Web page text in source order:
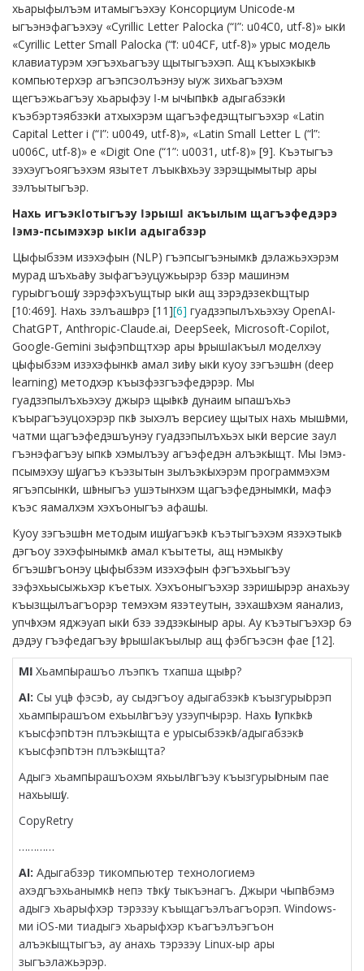
хьарыфылъэм итамыгъэхэу Консорциум Unicode-м
ыгъэнэфагъэхэу «Cyrillic Letter Palocka (“Ӏ”: u04C0, utf-8)» ыкӏи
«Cyrillic Letter Small Palocka (“ӏ”: u04CF, utf-8)» урыс модель
клавиатурэм хэгъэхьагъэу щытыгъэхэп. Ащ къыхэкӏыкӏэ
компьютерхэр агъэпсэолъэнэу ыуж зихьагъэхэм
щегъэжьагъэу хьарыфэу Ӏ-м ычӏыпӏэкӏэ адыгабзэкӏи
къэбэртэябзэкӏи атхыхэрэм щагъэфедэщтыгъэхэр «Latin
Capital Letter i (“I”: u0049, utf-8)», «Latin Small Letter L (“l”:
u006C, utf-8)» е «Digit One (“1”: u0031, utf-8)» [9]. Къэтыгъэ
зэхэугъоягъэхэм язытет лъыкӏахьэу зэрэщымытыр ары
зэлъытыгъэр.
Нахь игъэкӏотыгъэу ӏэрышӏ акъылым щагъэфедэрэ
ӏэмэ-псымэхэр ыкӏи адыгабзэр
Цӏыфыбзэм изэхэфын (NLP) гъэпсыгъэнымкӏэ дэлажьэхэрэм
мурад шъхьаӏэу зыфагъэуцужьырэр бзэр машинэм
гурыӏогъошӏу зэрэфэхъущтыр ыкӏи ащ зэрэдэзекӏощтыр
[10:469]. Нахь зэлъашӏэрэ [11][6] гуадзэпылъхьэхэу OpenAI-
ChatGPT, Anthropic-Claude.ai, DeepSeek, Microsoft-Copilot,
Google-Gemini зыфэпӏощтхэр ары ӏэрышӏ акъыл моделхэу
цӏыфыбзэм изэхэфынкӏэ амал зиӏэу ыкӏи куоу зэгъэшӏэн (deep
learning) методхэр къызфэзгъэфедэрэр. Мы
гуадзэпылъхьэхэу джырэ щыӏэкӏэ дунаим ыпашъхьэ
къырагъэуцохэрэр пкӏэ зыхэлъ версиеу щытых нахь мышӏэми,
чатми щагъэфедэшъунэу гуадзэпылъхьэх ыкӏи версие заул
гъэнэфагъэу ыпкӏэ хэмылъэу агъэфедэн алъэкӏыщт. Мы Ӏэмэ-
псымэхэу шӏуагъэ къэзытын зылъэкӏыхэрэм программэхэм
ягъэпсынкӏи, шӏэныгъэ ушэтынхэм щагъэфедэнымкӏи, мафэ
къэс яамалхэм хэхъоныгъэ афашӏы.
Куоу зэгъэшӏэн методым ишӏуагъэкӏэ къэтыгъэхэм язэхэтыкӏэ
дэгъоу зэхэфынымкӏэ амал къытеты, ащ нэмыкӏэу
бгъэшӏэгъонэу цӏыфыбзэм изэхэфын фэгъэхьыгъэу
зэфэхьысыжьхэр къетых. Хэхъоныгъэхэр зэришӏырэр анахьэу
къызщылъагъорэр темэхэм язэтеутын, зэхашӏэхэм яанализ,
упчӏэхэм яджэуап ыкӏи бзэ зэдзэкӏыныр ары. Ау къэтыгъэхэр бэ
дэдэу гъэфедагъэу ӏэрышӏ акъылыр ащ фэбгъэсэн фае [12].
МӀ: Хьампӏырашъо лъэпкъ тхапша щыӏэр?
AI: Сы уцӏэ фэсэӏо, ау сыдэгъоу адыгабзэкӏэ къызгурыӏорэп
хьампӏырашъом ехьылӏагъэу узэупчӏырэр. Нахь Iупкӏэкӏэ
къысфэпӏотэн плъэкӏыщта е урысыбзэкӏэ/адыгабзэкӏэ
къысфэпӏотэн плъэкӏыщта?
Адыгэ хьампӏырашъохэм яхьылӏагъэу къызгурыӏоным пае
нахьышӏу.
CopyRetry
…………
AI: Адыгабзэр тикомпьютер технологиемэ
ахэдгъэхьанымкӏэ непэ тӏэкӏу тыкъэнагъ. Джыри чӏыпӏабэмэ
адыгэ хьарыфхэр тэрэзэу къыщагъэлъагъорэп. Windows-
ми iOS-ми тиадыгэ хьарыфхэр къагъэлъэгъон
алъэкӏыщтыгъэ, ау анахь тэрэзэу Linux-ыр ары
зыгъэлажьэрэр.